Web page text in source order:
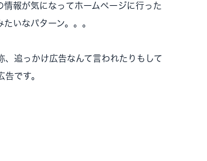
報が気になってホームページに行った
いなパターン。。。
追っかけ広告なんて言われたりもして
です。